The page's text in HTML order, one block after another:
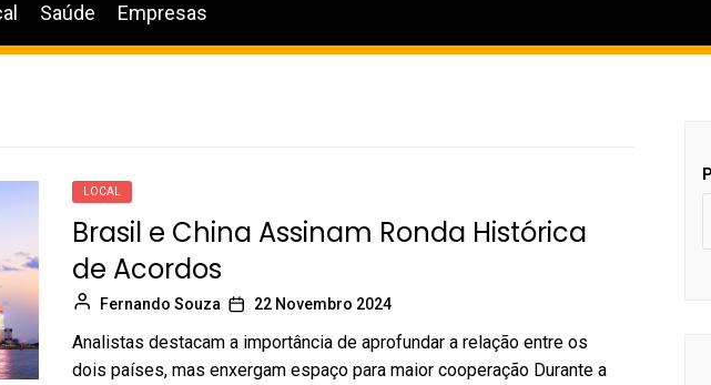
Saúde Empresas
LOCAL
Brasil e China Assinam Ronda Histórica
de Acordos
Fernando Souza 22 Novembro 2024
Analistas destacam a importância de aprofundar a relação entre os
dois países, mas enxergam espaço para maior cooperação Durante a